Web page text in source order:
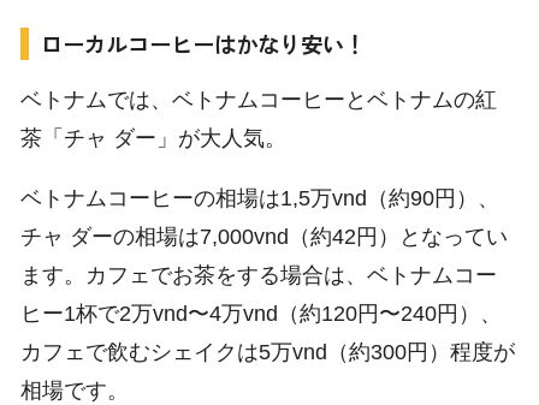
ローカルコーヒーはかなり安い！
ベトナムでは、ベトナムコーヒーとベトナムの紅
茶「チャ ダー」が大人気。
ベトナムコーヒーの相場は1,5万vnd（約90円）、
チャ ダーの相場は7,000vnd（約42円）となってい
ます。カフェでお茶をする場合は、ベトナムコー
ヒー1杯で2万vnd〜4万vnd（約120円〜240円）、
カフェで飲むシェイクは5万vnd（約300円）程度が
相場です。